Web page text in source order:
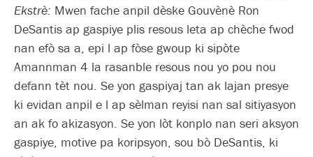
Ekstrè: Mwen fache anpil dèske Gouvènè Ron
DeSantis ap gaspiye plis resous leta ap chèche fwod
nan efò sa a, epi l ap fòse gwoup ki sipòte
Amannman 4 la rasanble resous nou yo pou nou
defann tèt nou. Se yon gaspiyaj tan ak lajan presye
ki evidan anpil e l ap sèlman reyisi nan sal sitiyasyon
an ak fo akizasyon. Se yon lòt konplo nan seri aksyon
gaspiye, motive pa koripsyon, sou bò DeSantis, ki